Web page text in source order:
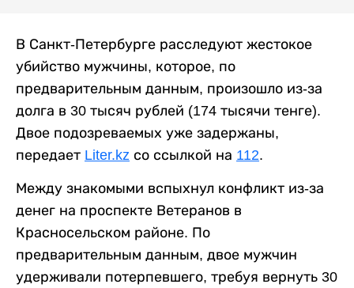
В Санкт-Петербурге расследуют жестокое
убийство мужчины, которое, по
предварительным данным, произошло из-за
долга в 30 тысяч рублей (174 тысячи тенге).
Двое подозреваемых уже задержаны,
передает Liter.kz со ссылкой на 112.
Между знакомыми вспыхнул конфликт из-за
денег на проспекте Ветеранов в
Красносельском районе. По
предварительным данным, двое мужчин
удерживали потерпевшего, требуя вернуть 30